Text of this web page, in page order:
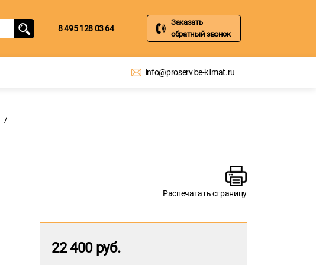
8 495 128 03 64
Заказать
обратный звонок
info@proservice-klimat.ru
Распечатать страницу
22 400 руб.